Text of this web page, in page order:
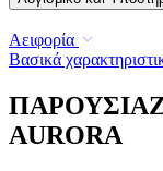
Αειφορία
Βασικά
AURORA